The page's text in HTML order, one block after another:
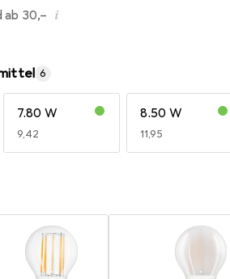
ab 30,– i
6
7.80 W
EUR
9,42
8.50 W
EUR
11,95